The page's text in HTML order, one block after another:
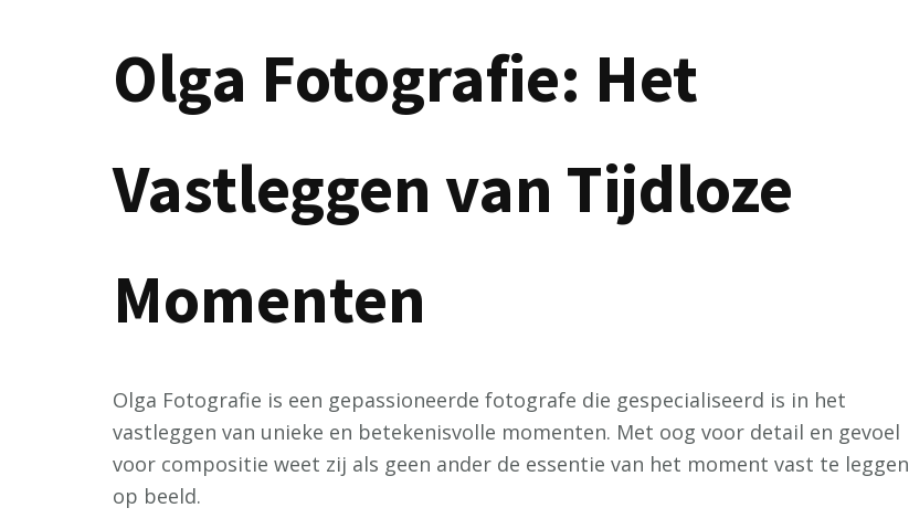
Olga Fotografie: Het
Vastleggen van Tijdloze
Momenten
Olga Fotografie is een gepassioneerde fotografe die gespecialiseerd is in het
vastleggen van unieke en betekenisvolle momenten. Met oog voor detail en gevoel
voor compositie weet zij als geen ander de essentie van het moment vast te leggen
op beeld.